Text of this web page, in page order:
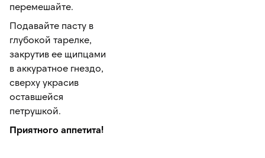
перемешайте.
Подавайте пасту в
глубокой тарелке,
закрутив ее щипцами
в аккуратное гнездо,
сверху украсив
оставшейся
петрушкой.
Приятного аппетита!